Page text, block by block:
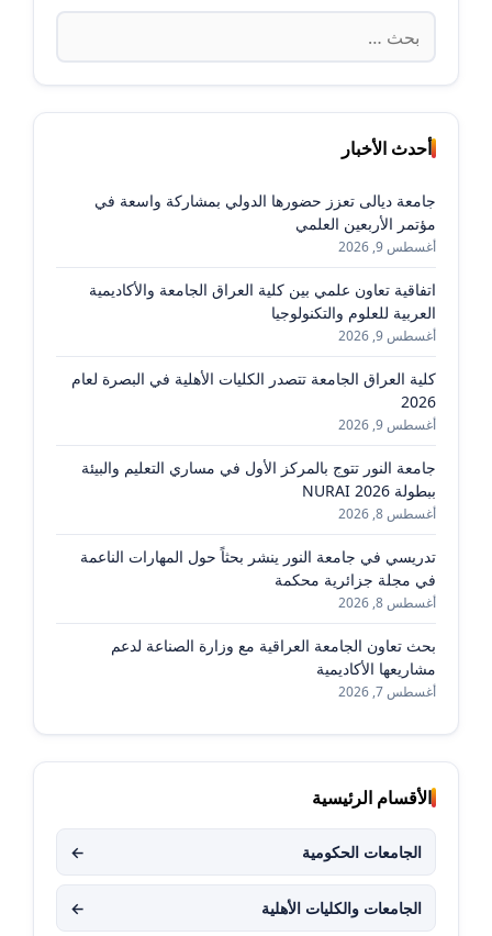
البحث
عن:
أحدث الأخبار
جامعة ديالى تعزز حضورها الدولي بمشاركة واسعة في
مؤتمر الأربعين العلمي
أغسطس 9, 2026
اتفاقية تعاون علمي بين كلية العراق الجامعة والأكاديمية
العربية للعلوم والتكنولوجيا
أغسطس 9, 2026
كلية العراق الجامعة تتصدر الكليات الأهلية في البصرة لعام
2026
أغسطس 9, 2026
جامعة النور تتوج بالمركز الأول في مساري التعليم والبيئة
ببطولة NURAI 2026
أغسطس 8, 2026
تدريسي في جامعة النور ينشر بحثاً حول المهارات الناعمة
في مجلة جزائرية محكمة
أغسطس 8, 2026
بحث تعاون الجامعة العراقية مع وزارة الصناعة لدعم
مشاريعها الأكاديمية
أغسطس 7, 2026
الأقسام الرئيسية
الجامعات الحكومية ←
الجامعات والكليات الأهلية ←